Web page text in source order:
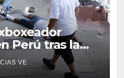
Perú tras la
VE